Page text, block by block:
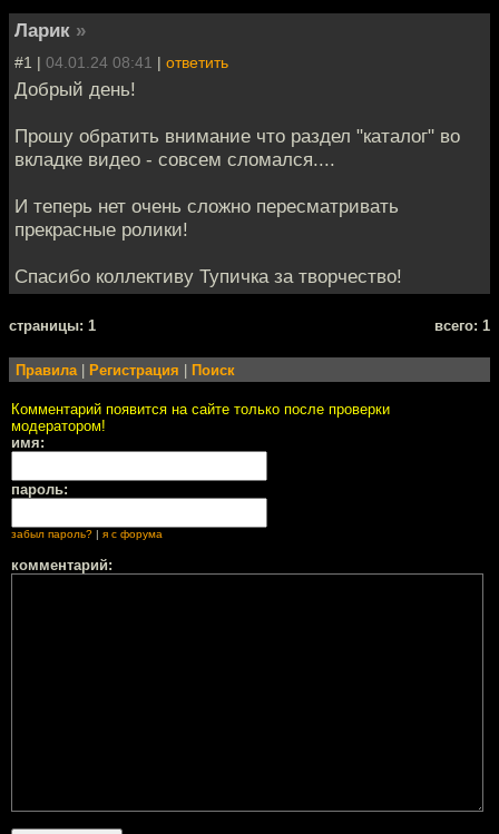
Ларик »
#1 | 04.01.24 08:41 | ответить
Добрый день!
Прошу обратить внимание что раздел "каталог" во
вкладке видео - совсем сломался....
И теперь нет очень сложно пересматривать
прекрасные ролики!
Спасибо коллективу Тупичка за творчество!
cтраницы: 1 всего: 1
Правила| Регистрация Поиск
Комментарий появится на сайте только после проверки
модератором!
имя:
пароль:
забыл пароль? я с форума
комментарий: